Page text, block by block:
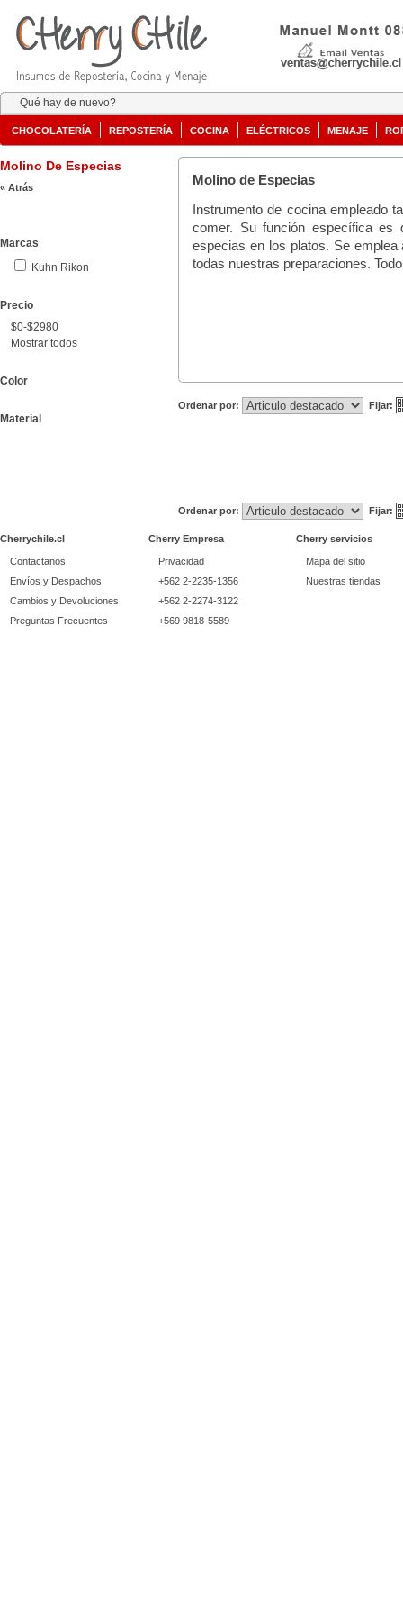
Qué hay de nuevo?
CHOCOLATERÍA REPOSTERÍA COCINA ELÉCTRICOS MENAJE
Molino De Especias
« Atrás
Marcas
Kuhn Rikon
Precio
$0-$2980
Mostrar todos
Color
Material
Molino de Especias
Instrumento de cocina empleado
comer. Su función específica es
especias en los platos. Se
todas nuestras preparaciones.
Ordenar por: Fijar:
Ordenar por: Fijar:
Cherrychile.cl
Contactanos
Envíos y Despachos
Cambios y Devoluciones
Preguntas Frecuentes
Cherry Empresa
Privacidad
+562 2-2235-1356
+562 2-2274-3122
+569 9818-5589
Cherry servicios
Mapa del sitio
Nuestras tiendas